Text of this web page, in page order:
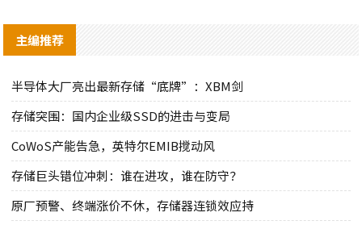
主编推荐
半导体大厂亮出最新存储“底牌”：XBM剑
存储突围：国内企业级SSD的进击与变局
CoWoS产能告急，英特尔EMIB搅动风
存储巨头错位冲刺：谁在进攻，谁在防守？
原厂预警、终端涨价不休，存储器连锁效应持